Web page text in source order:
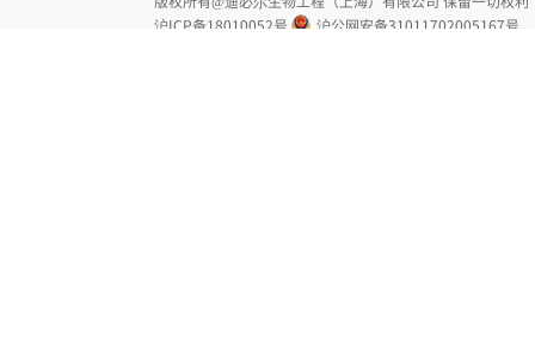
沪ICP备18010052号 沪公网安备31011702005167号